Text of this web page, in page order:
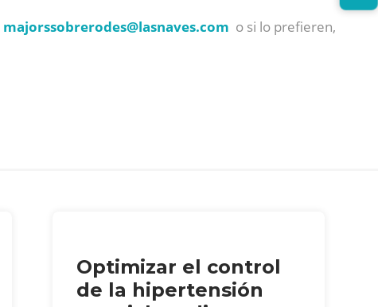
majorssobrerodes@lasnaves.com o si lo prefieren,
Optimizar el control
de la hipertensión